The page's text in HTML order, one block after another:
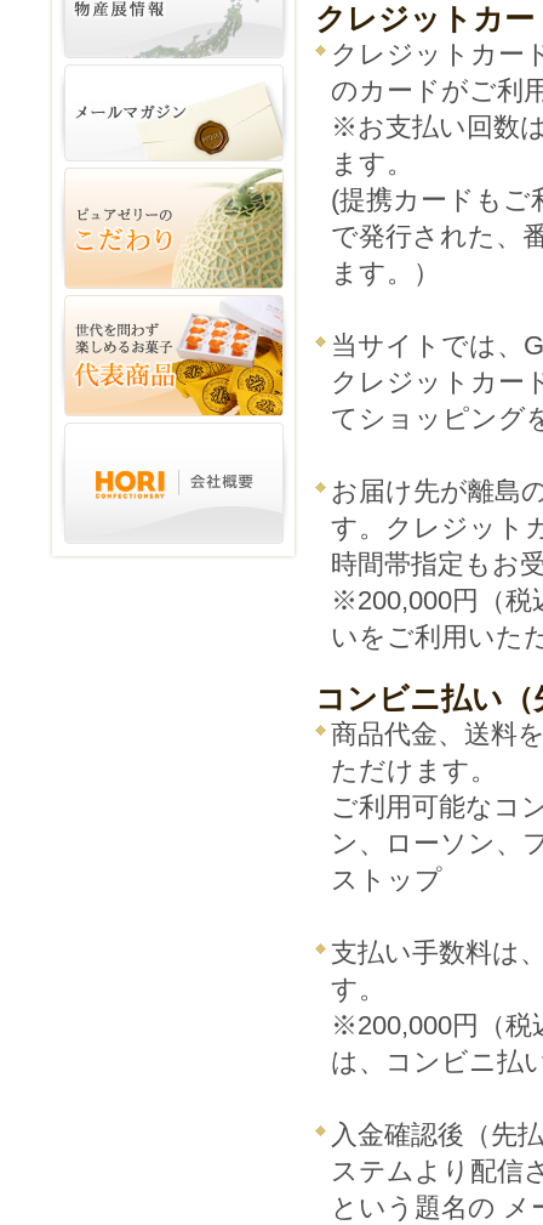
クレジットカー
クレジットカー
のカードがご利
※お支払い回数
ます。
(提携カードもご
で発行された、
ます。）
当サイトでは、
クレジットカー
てショッピング
お届け先が離島
す。クレジット
時間帯指定もお
※200,000円（税
いをご利用いた
コンビニ払い（
商品代金、送料
ただけます。
ご利用可能なコ
ン、ローソン、
ストップ
支払い手数料は
す。
※200,000円（税
は、コンビニ払
入金確認後（先
ステムより配信
という題名の メ